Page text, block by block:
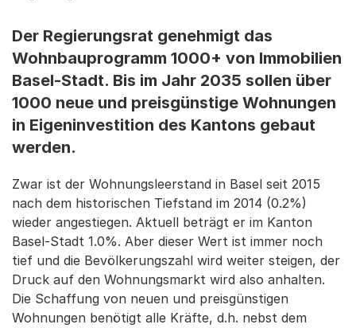
Der Regierungsrat genehmigt das
Wohnbauprogramm 1000+ von Immobilien
Basel-Stadt. Bis im Jahr 2035 sollen über
1000 neue und preisgünstige Wohnungen
in Eigeninvestition des Kantons gebaut
werden.
Zwar ist der Wohnungsleerstand in Basel seit 2015
nach dem historischen Tiefstand im 2014 (0.2%)
wieder angestiegen. Aktuell beträgt er im Kanton
Basel-Stadt 1.0%. Aber dieser Wert ist immer noch
tief und die Bevölkerungszahl wird weiter steigen, der
Druck auf den Wohnungsmarkt wird also anhalten.
Die Schaffung von neuen und preisgünstigen
Wohnungen benötigt alle Kräfte, d.h. nebst dem